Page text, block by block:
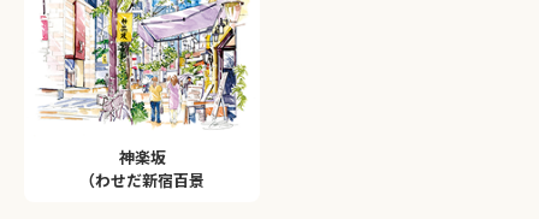
神楽坂
（わせだ新宿百景